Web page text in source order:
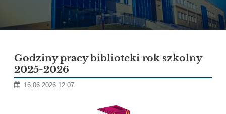
Godziny pracy biblioteki rok szkolny
2025-2026
16.06.2026 12:07